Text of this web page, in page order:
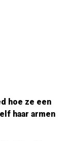
hoe ze een
haar armen